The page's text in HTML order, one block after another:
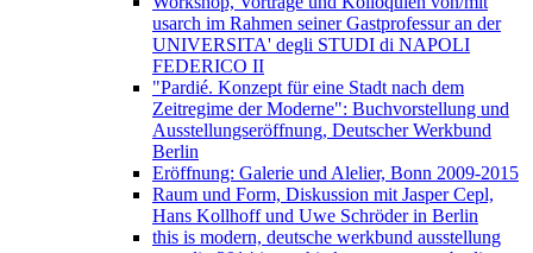
usarch im Rahmen seiner Gastprofessur an der
UNIVERSITA' degli STUDI di NAPOLI
FEDERICO II
"Pardié. Konzept für eine Stadt nach dem
Zeitregime der Moderne": Buchvorstellung und
Ausstellungseröffnung, Deutscher Werkbund
Berlin
Eröffnung: Galerie und Alelier, Bonn 2009-2015
Raum und Form, Diskussion mit Jasper Cepl,
Hans Kollhoff und Uwe Schröder in Berlin
this is modern, deutsche werkbund ausstellung